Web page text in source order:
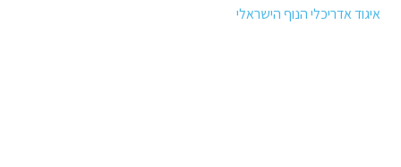
איגוד אדריכלי הנוף הישראלי